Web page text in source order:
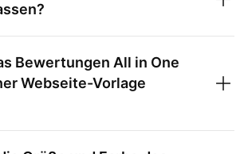
Bewertungen All in One
Webseite-Vorlage